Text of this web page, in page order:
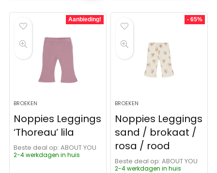
Aanbieding!
BROEKEN
Noppies Leggings
‘Thoreau’ lila
Beste deal op:
ABOUT YOU
2-4 werkdagen in huis
- 65%
BROEKEN
Noppies Leggings
sand / brokaat /
rosa / rood
Beste deal op:
ABOUT YOU
2-4 werkdagen in huis